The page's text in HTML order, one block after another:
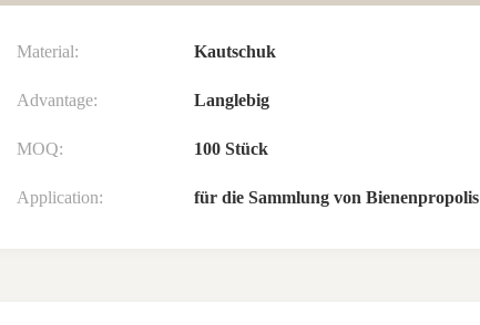
Material: Kautschuk
Advantage: Langlebig
MOQ: 100 Stück
Application: für die Sammlung von Bienenpropolis